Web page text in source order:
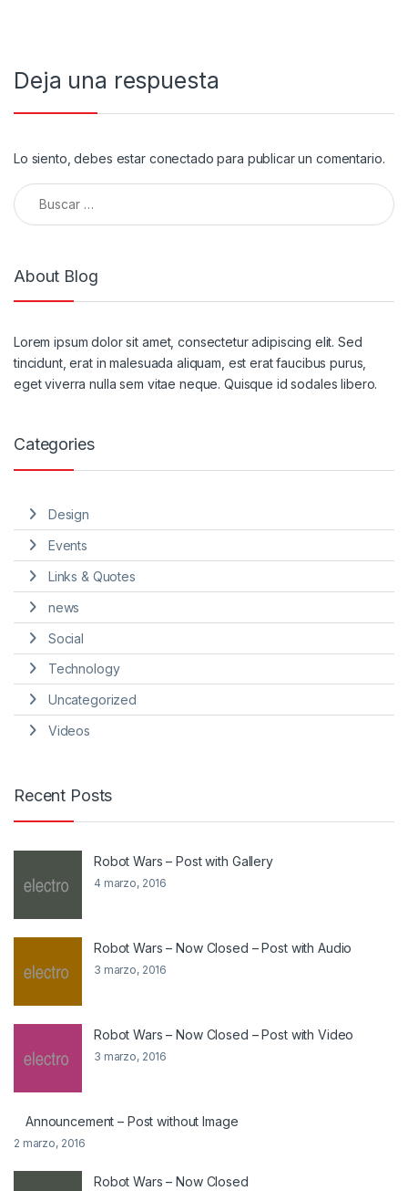
Deja una respuesta
Lo siento, debes estar conectado para publicar un comentario.
Buscar:
About Blog
Lorem ipsum dolor sit amet, consectetur adipiscing elit. Sed
tincidunt, erat in malesuada aliquam, est erat faucibus purus,
eget viverra nulla sem vitae neque. Quisque id sodales libero.
Categories
Design
Events
Links & Quotes
news
Social
Technology
Uncategorized
Videos
Recent Posts
Robot Wars – Post with Gallery
4 marzo, 2016
Robot Wars – Now Closed – Post with Audio
3 marzo, 2016
Robot Wars – Now Closed – Post with Video
3 marzo, 2016
Announcement – Post without Image
2 marzo, 2016
Robot Wars – Now Closed